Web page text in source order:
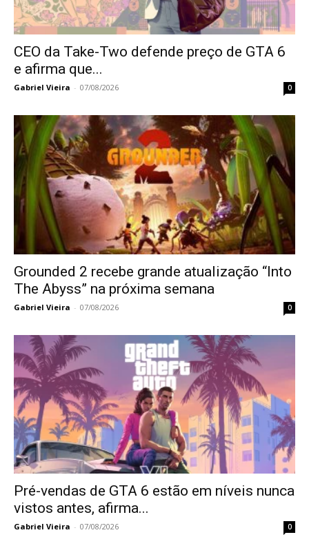
CEO da Take-Two defende preço de GTA 6
e afirma que...
Gabriel Vieira - 07/08/2026 0
Grounded 2 recebe grande atualização “Into
The Abyss” na próxima semana
Gabriel Vieira - 07/08/2026 0
Pré-vendas de GTA 6 estão em níveis nunca
vistos antes, afirma...
Gabriel Vieira - 07/08/2026 0